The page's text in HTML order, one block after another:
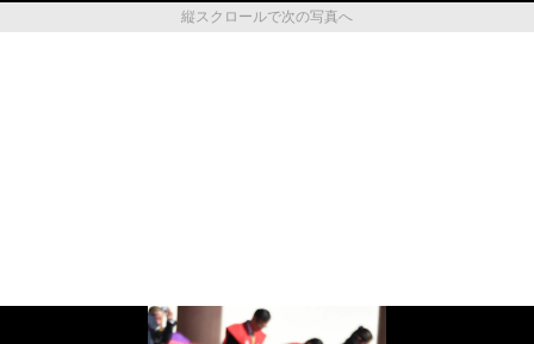
縦スクロールで次の写真へ